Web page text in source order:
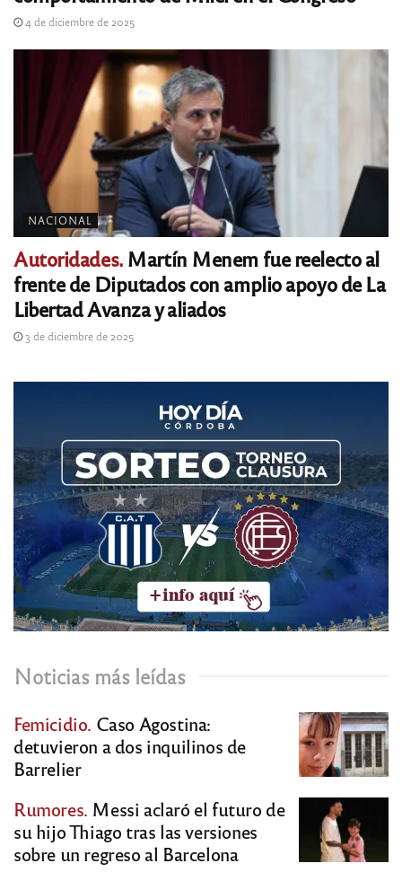
4 de diciembre de 2025
NACIONAL
Autoridades.Martín Menem fue reelecto al
frente de Diputados con amplio apoyo de La
Libertad Avanza y aliados
3 de diciembre de 2025
Noticias más leídas
Femicidio. Caso Agostina:
detuvieron a dos inquilinos de
Barrelier
Rumores. Messi aclaró el futuro de
su hijo Thiago tras las versiones
sobre un regreso al Barcelona